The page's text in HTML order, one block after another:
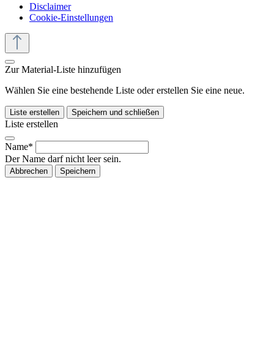
Disclaimer
Cookie-Einstellungen
Zur Material-Liste hinzufügen
Wählen Sie eine bestehende Liste oder erstellen Sie eine neue.
Liste erstellen Speichern und schließen
Liste erstellen
Name*
Der Name darf nicht leer sein.
Abbrechen Speichern